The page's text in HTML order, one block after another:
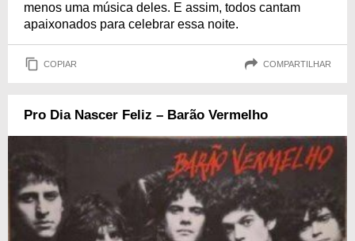
menos uma música deles. E assim, todos cantam
apaixonados para celebrar essa noite.
COPIAR COMPARTILHAR
Pro Dia Nascer Feliz – Barão Vermelho